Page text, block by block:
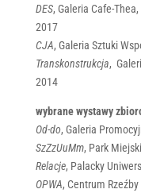
DES, Galeria Cafe-
2017
CJA, Galeria Sztuki
Transkonstrukcja,
2014
wybrane wystawy
Od-do, Galeria
SzZzUuMm, Park
Relacje, Palacky
OPWA, Centrum